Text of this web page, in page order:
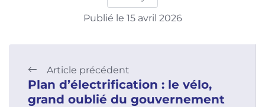
Publié le 15 avril 2026
Article précédent
Plan d’électrification : le vélo,
grand oublié du gouvernement